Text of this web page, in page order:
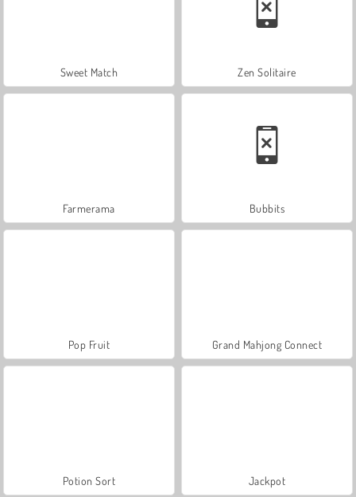
Sweet Match Zen Solitaire
Farmerama Bubbits
Pop Fruit Grand Mahjong Connect
Potion Sort Jackpot